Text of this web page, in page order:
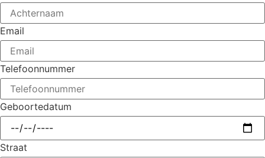
Email
Telefoonnummer
Geboortedatum
Straat